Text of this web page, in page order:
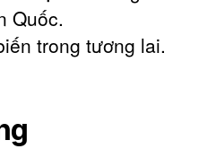
Quốc.
trong tương lai.